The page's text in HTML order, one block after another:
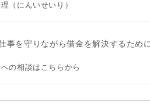
（にんいせいり）
事を守りながら借金を解決するため
の相談はこちらから